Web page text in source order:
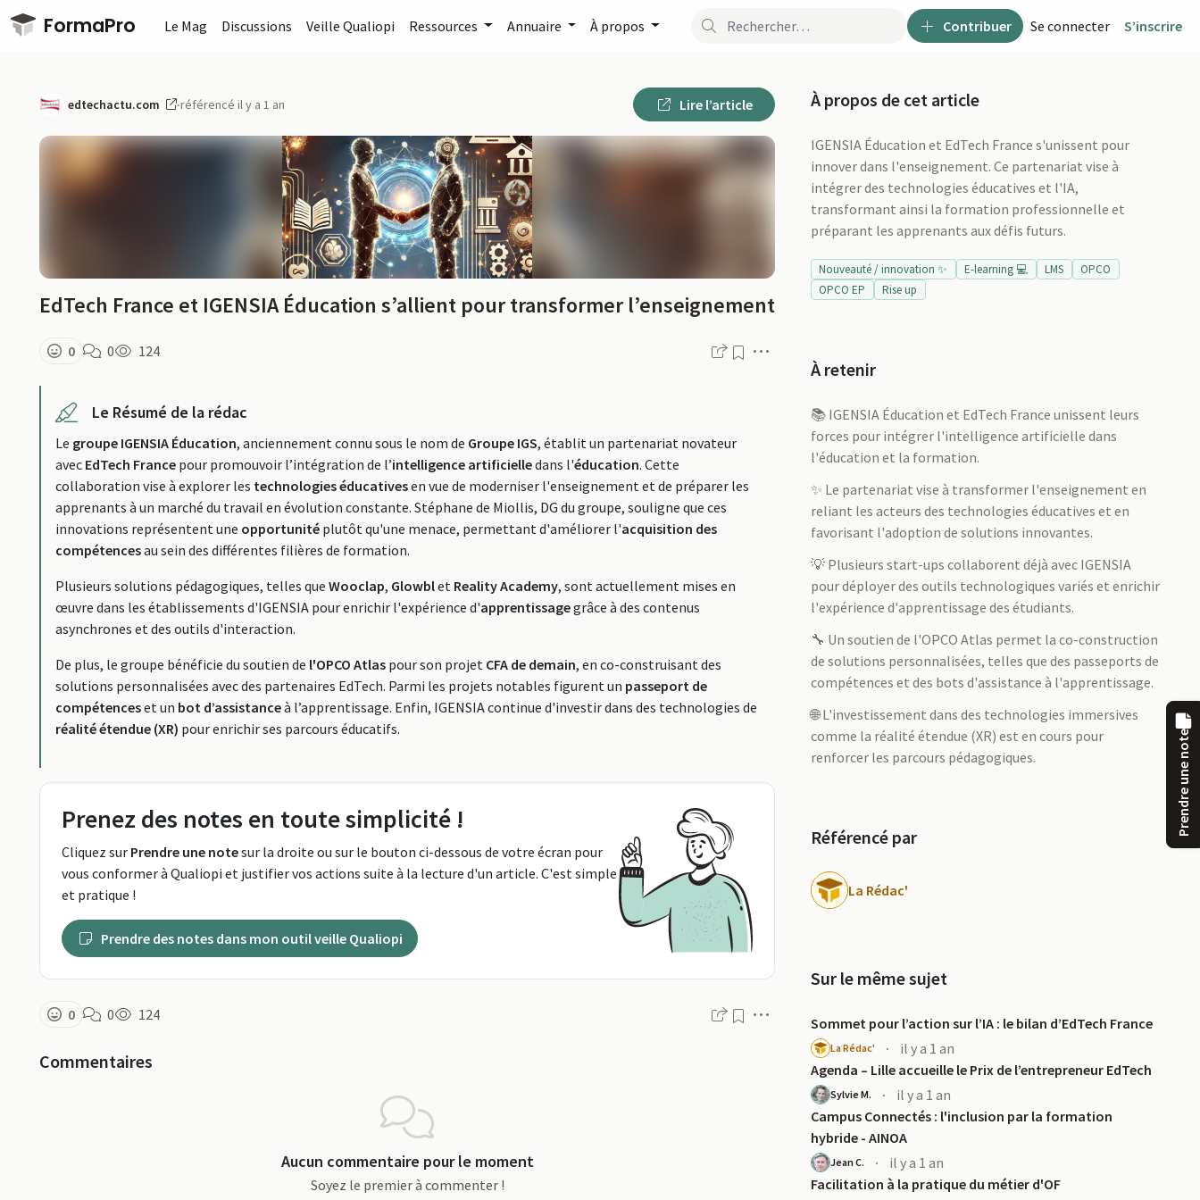
Passer au contenu principal
FormaPro Contribuer Se connecter S’inscrire
Le Mag Discussions Veille Qualiopi Ressources Annuaire À propos
edtechactu.com ·référencé il y a 1 an Lire l’article
EdTech France et IGENSIA Éducation s’allient pour transformer l’enseignement
0 0 124
Le Résumé de la rédac
Le groupe IGENSIA Éducation, anciennement connu sous le nom de Groupe IGS, établit un partenariat novateur
avec EdTech France pour promouvoir l’intégration de l’intelligence artificielledans l'éducation. Cette
collaboration vise à explorer les technologies éducativesen vue de moderniser l'enseignement et de préparer les
apprenants à un marché du travail en évolution constante. Stéphane de Miollis, DG du groupe, souligne que ces
innovations représentent une opportunité plutôt qu'une menace, permettant d'améliorer l'acquisition des
compétencesau sein des différentes filières de formation.
Plusieurs solutions pédagogiques, telles que Wooclap, Glowblet Reality Academy, sont actuellement mises en
œuvre dans les établissements d'IGENSIA pour enrichir l'expérience d'apprentissagegrâce à des contenus
asynchrones et des outils d'interaction.
De plus, le groupe bénéficie du soutien de l'OPCO Atlas pour son projet CFA de demain, en co-construisant des
solutions personnalisées avec des partenaires EdTech. Parmi les projets notables figurent un passeport de
compétenceset un bot d’assistanceà l’apprentissage. Enfin, IGENSIA continue d'investir dans des technologies de
réalité étendue (XR) pour enrichir ses parcours éducatifs.
Prenez des notes en toute simplicité !
Cliquez sur Prendre une notesur la droite ou sur le bouton ci-dessous de votre écran pour
vous conformer à Qualiopi et justifier vos actions suite à la lecture d'un article. C'est simple
et pratique !
Prendre des notes dans mon outil veille Qualiopi
0 0 124
Commentaires
Aucun commentaire pour le moment
Soyez le premier à commenter !
À propos de cet article
IGENSIA Éducation et EdTech France s'unissent pour
innover dans l'enseignement. Ce partenariat vise à
intégrer des technologies éducatives et l'IA,
transformant ainsi la formation professionnelle et
préparant les apprenants aux défis futurs.
Nouveauté / innovation ✨ E-learning 💻 LMS
OPCO
OPCO EP
Rise up
À retenir
📚 IGENSIA Éducation et EdTech France unissent leurs
forces pour intégrer l'intelligence artificielle dans
l'éducation et la formation.
✨ Le partenariat vise à transformer l'enseignement en
reliant les acteurs des technologies éducatives et en
favorisant l'adoption de solutions innovantes.
💡 Plusieurs start-ups collaborent déjà avec IGENSIA
pour déployer des outils technologiques variés et enrichir
l'expérience d'apprentissage des étudiants.
🔧 Un soutien de l'OPCO Atlas permet la co-construction
de solutions personnalisées, telles que des passeports de
compétences et des bots d'assistance à l'apprentissage.
🌐 L'investissement dans des technologies immersives
comme la réalité étendue (XR) est en cours pour
renforcer les parcours pédagogiques.
Référencé par
La Rédac'
Sur le même sujet
Sommet pour l’action sur l’IA : le bilan d’EdTech France
La Rédac' ·
il y a 1 an
Agenda – Lille accueille le Prix de l’entrepreneur EdTech
Sylvie M. ·
il y a 1 an
Campus Connectés : l'inclusion par la formation
hybride - AINOA
Jean C. ·
il y a 1 an
Facilitation à la pratique du métier d'OF
Prendre une note